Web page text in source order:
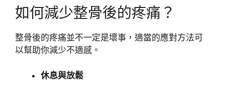
如何減少整骨後的疼痛？
整骨後的疼痛並不一定是壞事，適當的應對方法可
以幫助你減少不適感。
休息與放鬆